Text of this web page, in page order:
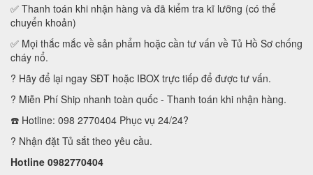
✅ Thanh toán khi nhận hàng và đã kiểm tra kĩ lưỡng (có thể
chuyển khoản)
✅ Mọi thắc mắc về sản phẩm hoặc cần tư vấn về Tủ Hồ Sơ chống
cháy nổ.
? Hãy để lại ngay SĐT hoặc IBOX trực tiếp để được tư vấn.
? Miễn Phí Ship nhanh toàn quốc - Thanh toán khi nhận hàng.
☎️ Hotline: 098 2770404 Phục vụ 24/24?
? Nhận đặt Tủ sắt theo yêu cầu.
Hotline 0982770404